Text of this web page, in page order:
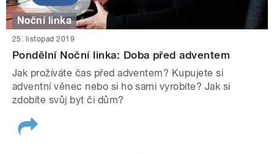
Noční linka
25. listopad 2019
Pondělní Noční linka: Doba před adventem
Jak prožíváte čas před adventem? Kupujete si
adventní věnec nebo si ho sami vyrobíte? Jak si
zdobíte svůj byt či dům?